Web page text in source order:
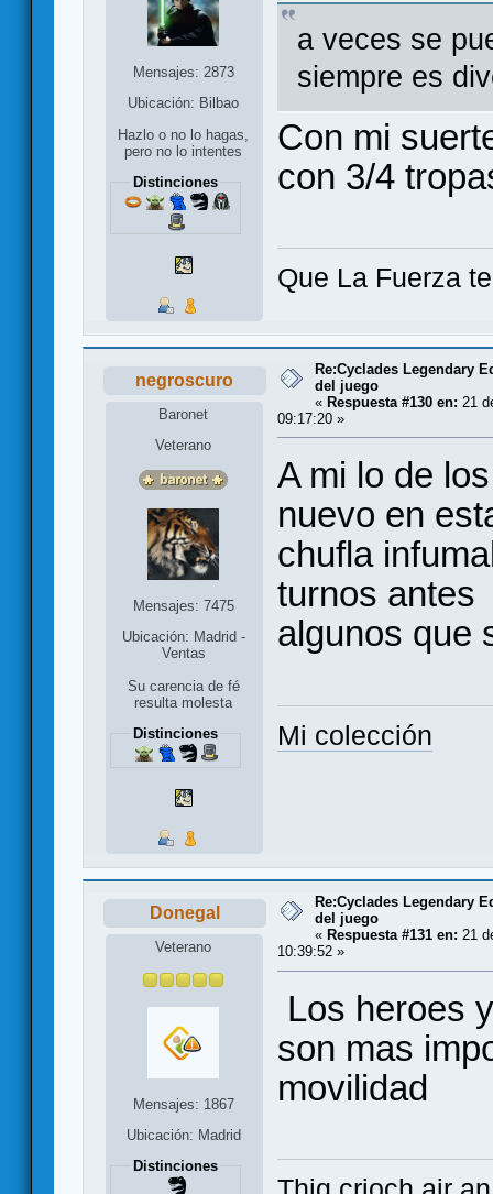
Mensajes: 2873
Ubicación: Bilbao
Hazlo o no lo hagas,
pero no lo intentes
Distinciones
a veces se
siempre es
Con mi
con 3/4
Que La Fuerza
negroscuro
Baronet
Veterano
Mensajes: 7475
Ubicación: Madrid -
Ventas
Su carencia de fé
resulta molesta
Distinciones
Re:Cyclades Legendary
del juego
« Respuesta #130 en: 21
09:17:20 »
A mi lo de
nuevo en
chufla
turnos antes
algunos que
Mi colección
Donegal
Veterano
Mensajes: 1867
Ubicación: Madrid
Distinciones
Re:Cyclades Legendary
del juego
« Respuesta #131 en: 21
10:39:52 »
Los heroes
son mas
movilidad